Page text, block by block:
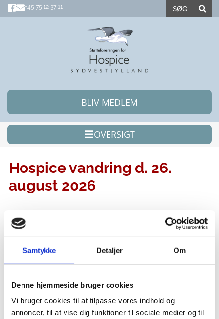
Samtykke Detaljer Om
Denne hjemmeside bruger cookies
Vi bruger cookies til at tilpasse vores indhold og
annoncer, til at vise dig funktioner til sociale medier og til
+45 75 12 37 11
BLIV MEDLEM
OVERSIGT
Hospice vandring d. 26.
august 2026
vigtige arbejde som laves her, arrangerer
Sidste år deltog omkring 300 personer, og vi håber, at
endnu flere vil være med her i 2026.
Der bliver igen 2 ruter (en på ca. 3 km og en på ca. 6
Finsensgade 25, 6700 Esbjerg